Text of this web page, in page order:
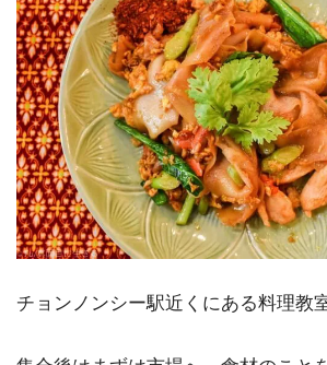
チョンノンシー駅近くにある料理教室